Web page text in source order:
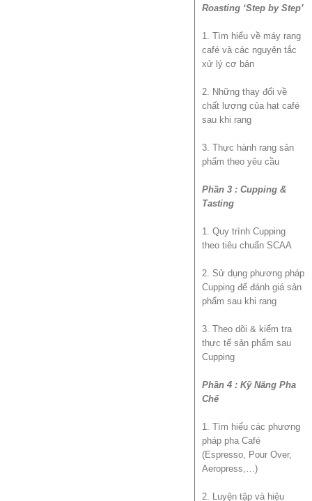
Roasting ‘Step by Step’
1. Tìm hiểu về máy rang
café và các nguyên tắc
xử lý cơ bản
2. Những thay đổi về
chất lượng của hạt café
sau khi rang
3. Thực hành rang sản
phẩm theo yêu cầu
Phần 3 : Cupping &
Tasting
1. Quy trình Cupping
theo tiêu chuẩn SCAA
2. Sử dụng phương pháp
Cupping để đánh giá sản
phẩm sau khi rang
3. Theo dõi & kiểm tra
thực tế sản phẩm sau
Cupping
Phần 4 : Kỹ Năng Pha
Chế
1. Tìm hiểu các phương
pháp pha Café
(Espresso, Pour Over,
Aeropress,…)
2. Luyện tập và hiệu